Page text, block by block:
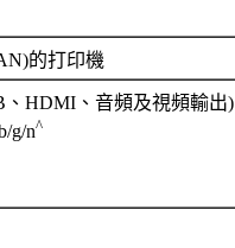
的打印機
、HDMI、音頻及視頻輸出)
g/n^